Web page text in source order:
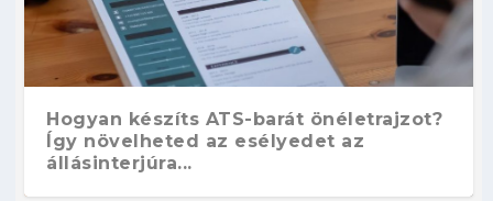
Hogyan készíts ATS-barát önéletrajzot?
Így növelheted az esélyedet az
állásinterjúra...